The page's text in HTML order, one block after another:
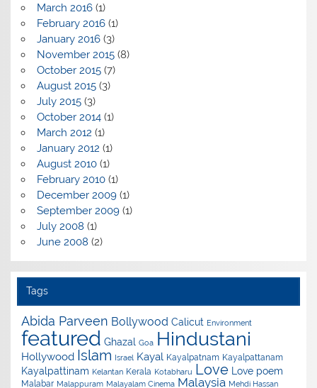
March 2016(1)
February 2016(1)
January 2016(3)
November 2015(8)
October 2015(7)
August 2015(3)
July 2015(3)
October 2014(1)
March 2012 (1)
January 2012 (1)
August 2010(1)
February 2010(1)
December 2009(1)
September 2009(1)
July 2008 (1)
June 2008 (2)
Tags
Abida Parveen Bollywood Calicut Environment
featured Ghazal Goa Hindustani
Hollywood Islam Israel Kayal Kayalpatnam Kayalpattanam
Kayalpattinam Kelantan Kerala Kotabharu Love Love poem
Malabar Malappuram Malayalam Cinema Malaysia Mehdi Hassan